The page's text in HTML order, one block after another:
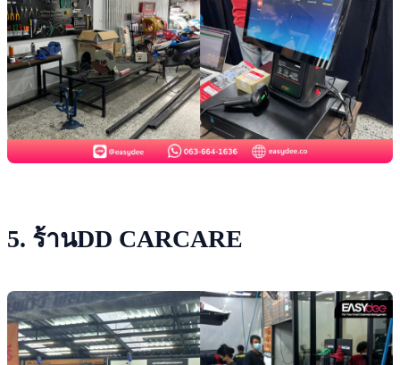
5. ร้านDD CARCARE